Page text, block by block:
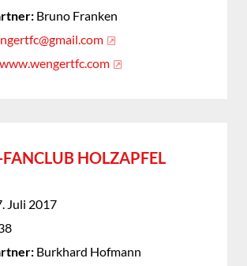
Bruno Franken
www.wengertfc.com
HOLZAPFEL
Juli 2017
Burkhard Hofmann